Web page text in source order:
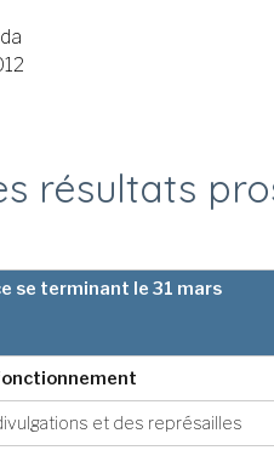
résultats
se terminant le 31 mars
et des représailles